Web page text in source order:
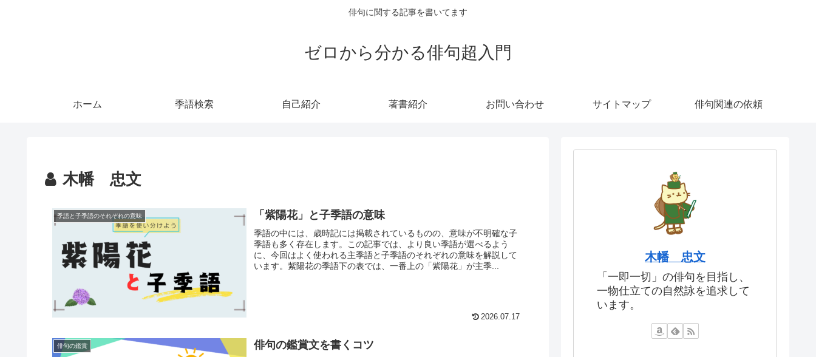
俳句に関する記事を書いてます
ゼロから分かる俳句超入門
ホーム 季語検索 自己紹介 著書紹介 お問い合わせ サイトマップ 俳句関連の依頼
木幡 忠文
季語と子季語のそれぞれの意味 「紫陽花」と子季語の意味
季語の中には、歳時記には掲載されているものの、意味が不明確な子
季語も多く存在します。この記事では、より良い季語が選べるよう
に、今回はよく使われる主季語と子季語のそれぞれの意味を解説して
います。紫陽花の季語下の表では、一番上の「紫陽花」が主季...
2026.07.17
俳句の鑑賞 俳句の鑑賞文を書くコツ
木幡 忠文
「一即一切」の俳句を目指し、
一物仕立ての自然詠を追求して
います。